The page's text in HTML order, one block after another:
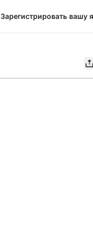
Зарегистрировать вашу